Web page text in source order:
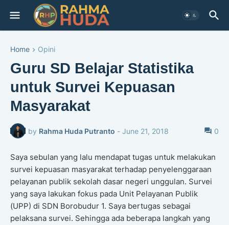
Home Opini
Guru SD Belajar Statistika
untuk Survei Kepuasan
Masyarakat
by Rahma Huda Putranto - June 21, 2018 0
Saya sebulan yang lalu mendapat tugas untuk melakukan
survei kepuasan masyarakat terhadap penyelenggaraan
pelayanan publik sekolah dasar negeri unggulan. Survei
yang saya lakukan fokus pada Unit Pelayanan Publik
(UPP) di SDN Borobudur 1. Saya bertugas sebagai
pelaksana survei. Sehingga ada beberapa langkah yang